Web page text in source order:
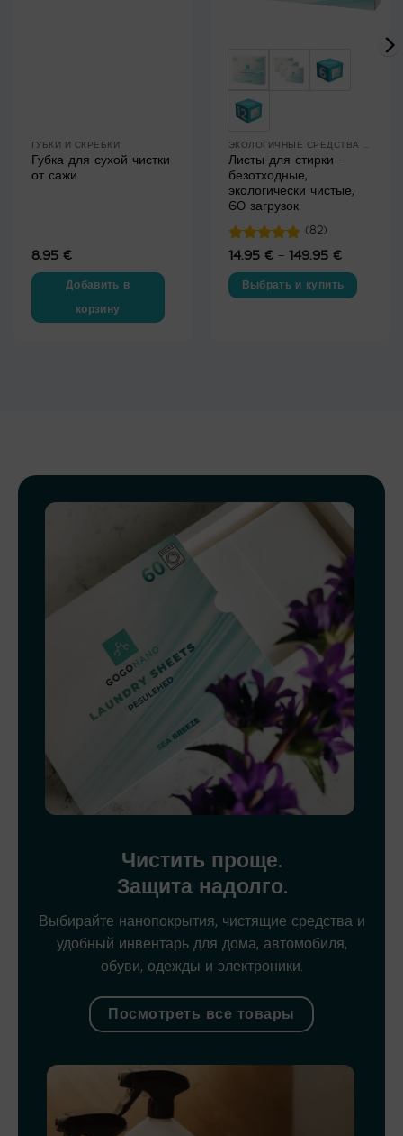
ГУБКИ И СКРЕБКИ
Губка для сухой чистки
от сажи
8.95 €
Добавить в
корзину
Листы для стирки –
безотходные,
экологически чистые,
60 загрузок
Оценка
(82)
14.95 € – 149.95 €Диапазон
14.95 €
–
149.95 €
Выбрать и купить
странице
товара.
Чистить проще.
Защита надолго.
Выбирайте нанопокрытия, чистящие средства и
удобный инвентарь для дома, автомобиля,
обуви, одежды и электроники.
Посмотреть все товары